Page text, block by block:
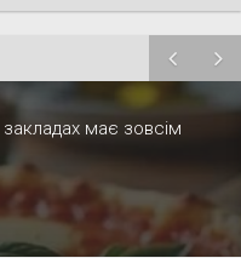
має зовсім